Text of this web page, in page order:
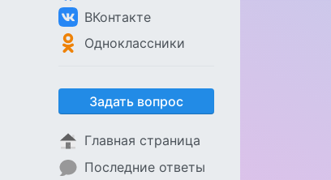
ВКонтакте
Одноклассники
Задать вопрос
Главная страница
Последние ответы